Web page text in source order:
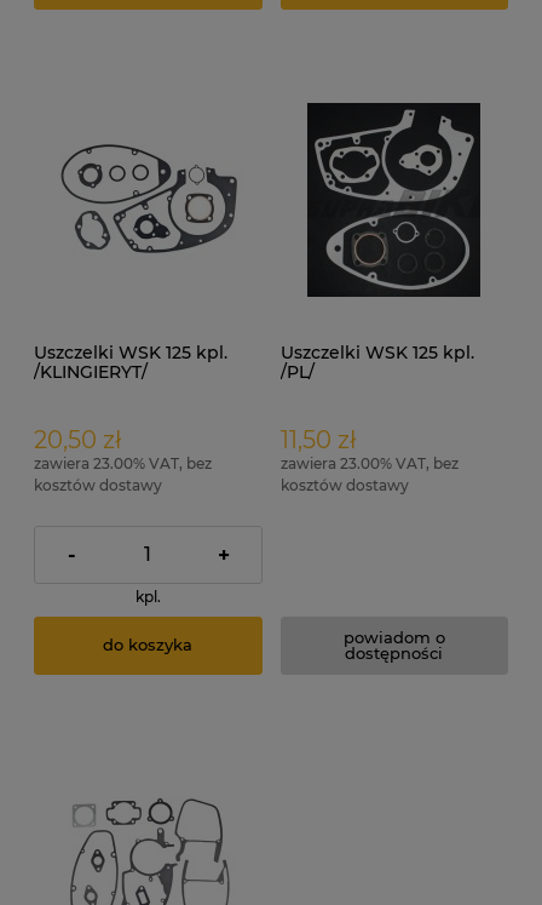
Uszczelki WSK 125 kpl.
/KLINGIERYT/
20,50 zł
zawiera 23.00% VAT, bez
kosztów dostawy
- +
kpl.
do koszyka
Uszczelki WSK 125 kpl.
/PL/
11,50 zł
zawiera 23.00% VAT, bez
kosztów dostawy
powiadom o
dostępności